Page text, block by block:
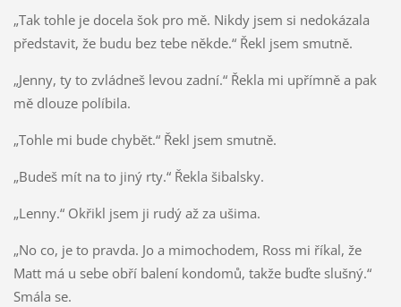
„Tak tohle je docela šok pro mě. Nikdy jsem si nedokázala
představit, že budu bez tebe někde.“ Řekl jsem smutně.
„Jenny, ty to zvládneš levou zadní.“ Řekla mi upřímně a pak
mě dlouze políbila.
„Tohle mi bude chybět.“ Řekl jsem smutně.
„Budeš mít na to jiný rty.“ Řekla šibalsky.
„Lenny.“ Okřikl jsem ji rudý až za ušima.
„No co, je to pravda. Jo a mimochodem, Ross mi říkal, že
Matt má u sebe obří balení kondomů, takže buďte slušný.“
Smála se.